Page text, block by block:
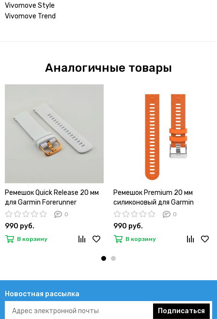
Vivomove Style
Vivomove Trend
Аналогичные товары
Ремешок Quick Release 20 мм
для Garmin Forerunner
55/245/645, Venu, Venu Sq,
Venu 2 Plus, Vivoactive 3,
Vivomove быстросъемный
пряжка золото (белый)
0
990 руб.
В корзину
Ремешок Premium 20 мм
силиконовый для Garmin
Forerunner 55/245/645, Venu,
Venu Sq, Venu 2 Plus,
Vivoactive 3, Vivomove
быстросъемный (Оранжевый)
0
990 руб.
В корзину
Новостная рассылка
Подписаться